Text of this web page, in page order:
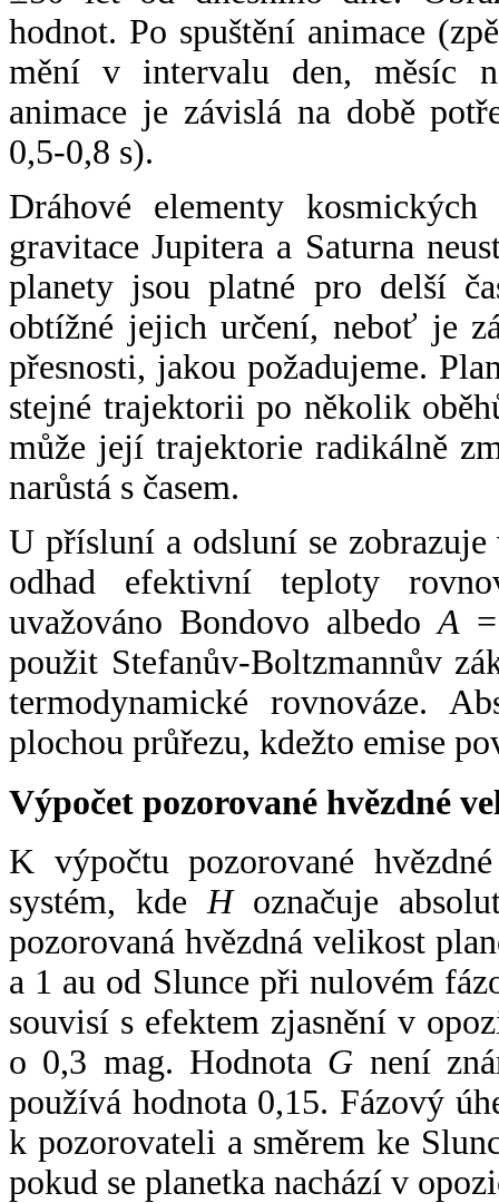
hodnot. Po spuštění animace
mění v intervalu den, měsíc
animace je závislá na době
0,5-0,8 s).
Dráhové elementy
gravitace Jupitera a Saturna
planety jsou platné pro delší
obtížné jejich určení, neboť je
přesnosti, jakou požadujeme.
stejné trajektorii po několik
může její trajektorie radikálně
narůstá s časem.
U přísluní a odsluní se
odhad efektivní teploty
uvažováno Bondovo albedoA
použit Stefanův-Boltzmannův
termodynamické rovnováze.
plochou průřezu, kdežto emise
Výpočet pozorované hvězdné
K výpočtu pozorované
systém, kde Hoznačuje
pozorovaná hvězdná velikost
a 1 au od Slunce při nulovém
souvisí s efektem zjasnění v
o 0,3 mag. Hodnota G není
používá hodnota 0,15. Fázový
k pozorovateli a směrem ke
pokud se planetka nachází v